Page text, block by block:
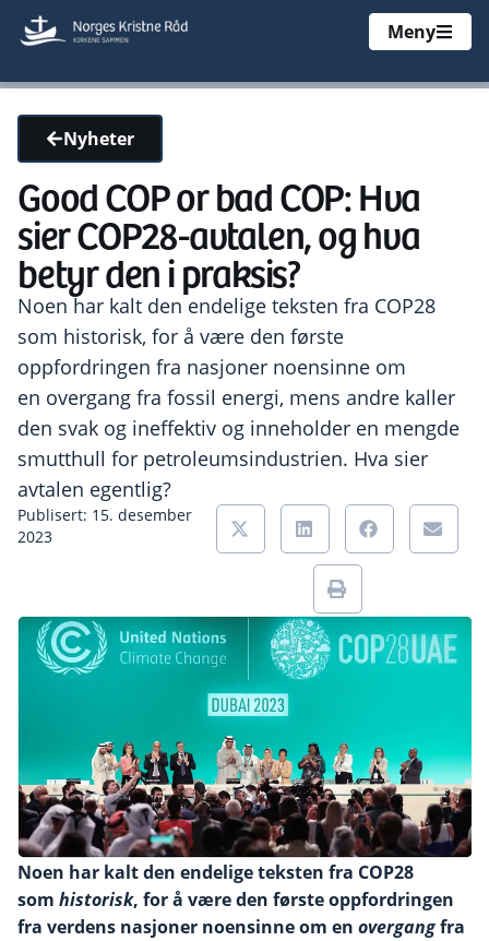
Meny
Nyheter
Good COP or bad COP: Hva
sier COP28-avtalen, og hva
betyr den i praksis?
Noen har kalt den endelige teksten fra COP28
som historisk, for å være den første
oppfordringen fra nasjoner noensinne om
en overgang fra fossil energi, mens andre kaller
den svak og ineffektiv og inneholder en mengde
smutthull for petroleumsindustrien. Hva sier
avtalen egentlig?
Publisert: 15. desember
2023
Noen har kalt den endelige teksten fra COP28
som historisk, for å være den første oppfordringen
fra verdens nasjoner noensinne om en overgangfra